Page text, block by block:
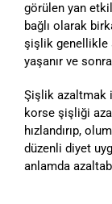
görülen yan
bağlı olarak
şişlik genellikle
yaşanır ve
Şişlik azaltmak
korse şişliği
hızlandırıp,
düzenli diyet
anlamda